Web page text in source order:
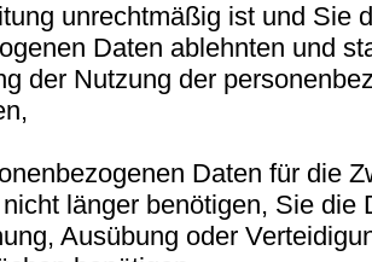
unrechtmäßig ist und Sie
Daten ablehnten und
der Nutzung der
Daten für die
länger benötigen, Sie die
Ausübung oder